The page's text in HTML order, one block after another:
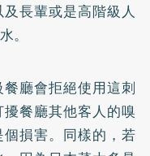
長輩或是高階級人
。
廳會拒絕使用這刺
餐廳其他客人的嗅
損害。同樣的，若